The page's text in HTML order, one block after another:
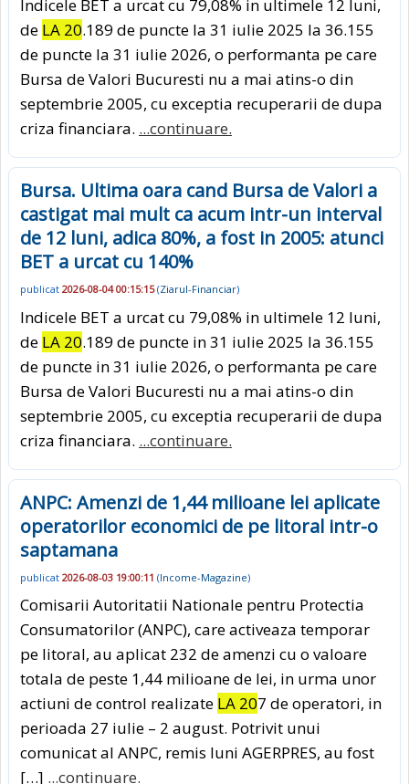
Indicele BET a urcat cu 79,08% in ultimele 12 luni,
de LA 20.189 de puncte la 31 iulie 2025 la 36.155
de puncte la 31 iulie 2026, o performanta pe care
Bursa de Valori Bucuresti nu a mai atins-o din
septembrie 2005, cu exceptia recuperarii de dupa
criza financiara. ...continuare.
Bursa. Ultima oara cand Bursa de Valori a
castigat mai mult ca acum intr-un interval
de 12 luni, adica 80%, a fost in 2005: atunci
BET a urcat cu 140%
publicat 2026-08-04 00:15:15(Ziarul-Financiar)
Indicele BET a urcat cu 79,08% in ultimele 12 luni,
de LA 20.189 de puncte in 31 iulie 2025 la 36.155
de puncte in 31 iulie 2026, o performanta pe care
Bursa de Valori Bucuresti nu a mai atins-o din
septembrie 2005, cu exceptia recuperarii de dupa
criza financiara. ...continuare.
ANPC: Amenzi de 1,44 milioane lei aplicate
operatorilor economici de pe litoral intr-o
saptamana
publicat 2026-08-03 19:00:11 (Income-Magazine)
Comisarii Autoritatii Nationale pentru Protectia
Consumatorilor (ANPC), care activeaza temporar
pe litoral, au aplicat 232 de amenzi cu o valoare
totala de peste 1,44 milioane de lei, in urma unor
actiuni de control realizate LA 207 de operatori, in
perioada 27 iulie – 2 august. Potrivit unui
comunicat al ANPC, remis luni AGERPRES, au fost
[…] ...continuare.